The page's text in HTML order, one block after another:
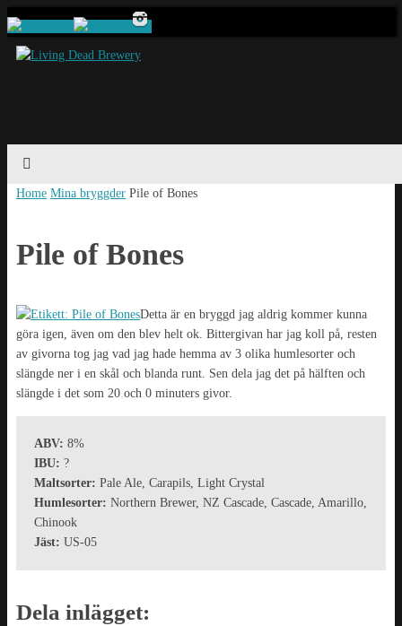
Home Mina bryggder Pile of Bones
Pile of Bones
Detta är en bryggd jag aldrig kommer kunna
göra igen, även om den blev helt ok. Bittergivan har jag koll på, resten
av givorna tog jag vad jag hade hemma av 3 olika humlesorter och
slängde ner i en skål och blanda runt. Sen dela jag det på hälften och
slängde i det som 20 och 0 minuters givor.
ABV: 8%
IBU: ?
Maltsorter: Pale Ale, Carapils, Light Crystal
Humlesorter: Northern Brewer, NZ Cascade, Cascade, Amarillo,
Chinook
Jäst: US-05
Dela inlägget: